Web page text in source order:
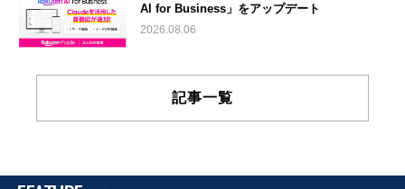
AI for Business」をアップデート
2026.08.06
記事一覧